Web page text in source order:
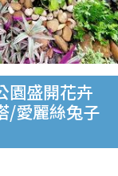
園盛開花卉
/愛麗絲兔子